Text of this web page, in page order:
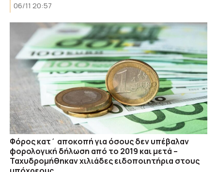
06/11 20:57
Φόρος κατ΄ αποκοπή για όσους δεν υπέβαλαν
φορολογική δήλωση από το 2019 και μετά –
Ταχυδρομήθηκαν χιλιάδες ειδοποιητήρια στους